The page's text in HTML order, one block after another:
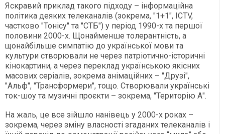
Яскравий приклад такого підходу – інформаційна
політика деяких телеканалів (зокрема, "1+1", ICTV,
частково "Тонісу" та "СТБ") у період 1990-х та першої
половини 2000-х. Щонайменше толерантність, а
щонайбільше симпатію до української мови та
культури створювали не через патріотично-історичні
кінокартини, а через переклад українською якісних
масових серіалів, зокрема анімаційних – "Друзі",
"Альф", "Трансформери", тощо. Створювали українські
ток-шоу та музичні проєкти – зокрема, "Територію А".
На жаль, це все зійшло нанівець у 2000-х роках –
зокрема, через зміну власності згаданих телеканалів і